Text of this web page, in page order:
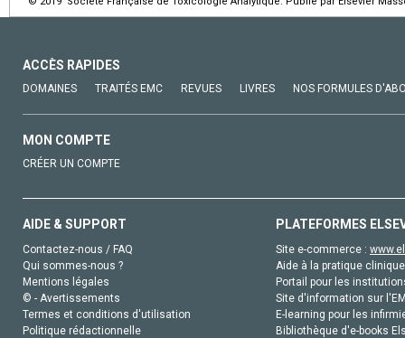
ACCÈS RAPIDES
DOMAINES TRAITÉS EMC REVUES LIVRES NOS FORMULES
MON COMPTE
CRÉER UN COMPTE
AIDE & SUPPORT
Contactez-nous / FAQ
Qui sommes-nous ?
Mentions légales
© - Avertissements
Termes et conditions d'utilisation
Politique rédactionnelle
PLATEFORMES
Site e-commerce :
Aide à la pratique
Portail pour les
Site d'information sur
E-learning pour les
Bibliothèque d'e-books